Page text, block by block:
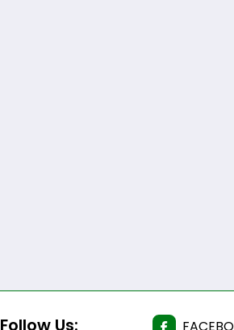
Follow Us: